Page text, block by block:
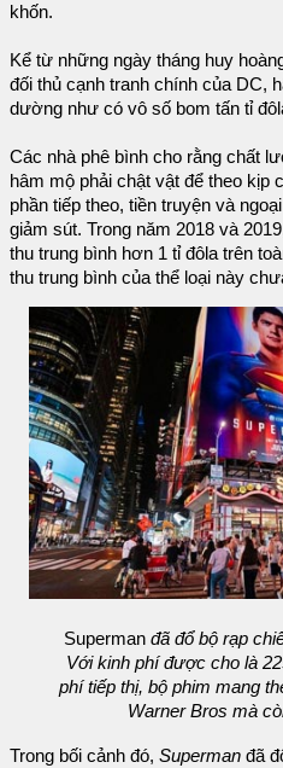
khốn.
Kể từ những ngày tháng huy
đối thủ cạnh tranh chính của DC,
dường như có vô số bom tấn tỉ
Các nhà phê bình cho rằng chất
hâm mộ phải chật vật để theo kịp
phần tiếp theo, tiền truyện và
giảm sút. Trong năm 2018 và
thu trung bình hơn 1 tỉ đôla trên
thu trung bình của thể loại này
Supermanđã đổ bộ rạp
Với kinh phí được cho là
phí tiếp thị, bộ phim mang
Warner Bros mà
Trong bối cảnh đó, Superman đã